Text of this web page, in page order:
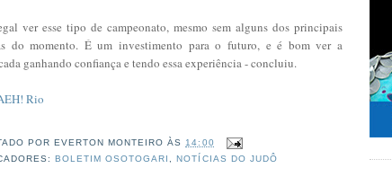
ver esse tipo de campeonato, mesmo sem alguns dos principais
do momento. É um investimento para o futuro, e é bom ver a
ganhando confiança e tendo essa experiência - concluiu.
Rio
POR EVERTON MONTEIRO ÀS14:00
BOLETIM OSOTOGARI ,NOTÍCIAS DO JUDÔ